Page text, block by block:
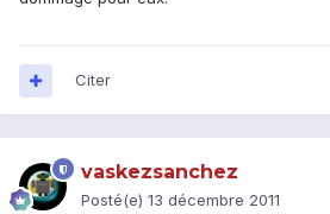
Citer
vaskezsanchez
Posté(e) 13 décembre 2011